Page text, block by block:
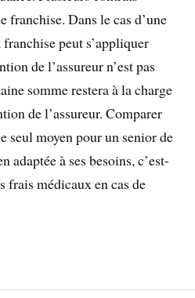
franchise. Dans le cas d’une
peut s’appliquer
de l’assureur n’est pas
somme restera à la charge
de l’assureur. Comparer
seul moyen pour un senior de
adaptée à ses besoins, c’est-
frais médicaux en cas de